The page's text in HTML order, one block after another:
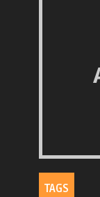
TAGS